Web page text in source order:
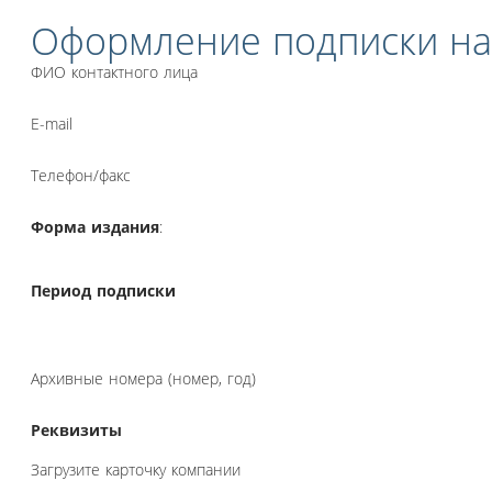
Оформление подписки
ФИО контактного лица
E-mail
Телефон/факс
Форма издания:
Период подписки
Архивные номера (номер, год)
Реквизиты
Загрузите карточку компании